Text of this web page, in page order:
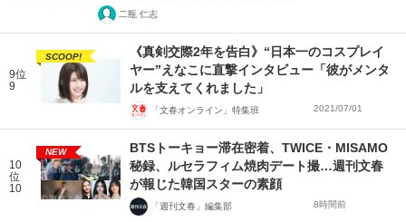
二瓶 仁志
9位
9
SCOOP!
《真剣交際2年を告白》“日本一のコスプレイ
ヤー”えなこに直撃インタビュー「彼がメンタ
ルを支えてくれました」
「文春オンライン」特集班 2021/07/01
10
位
10
NEW
BTSトーキョー滞在密着、TWICE・MISAMO
秘録、ルセラフィム焼肉デート撮…週刊文春
が報じた韓国スターの素顔
「週刊文春」編集部 8時間前